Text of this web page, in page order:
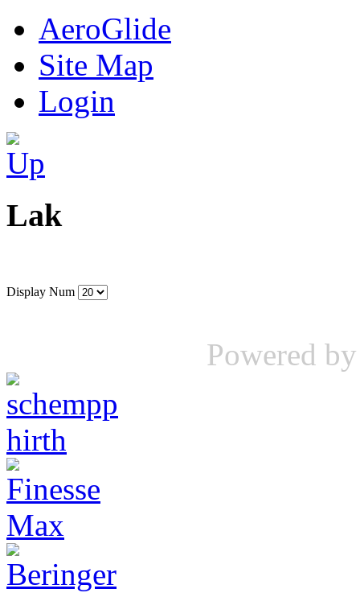
AeroGlide
Site Map
Login
Lak
Display Num
Powered